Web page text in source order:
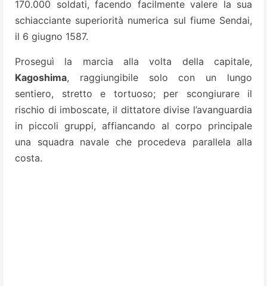
170.000 soldati, facendo facilmente valere la sua
schiacciante superiorità numerica sul fiume Sendai,
il 6 giugno 1587.
Proseguì la marcia alla volta della capitale,
Kagoshima, raggiungibile solo con un lungo
sentiero, stretto e tortuoso; per scongiurare il
rischio di imboscate, il dittatore divise l’avanguardia
in piccoli gruppi, affiancando al corpo principale
una squadra navale che procedeva parallela alla
costa.